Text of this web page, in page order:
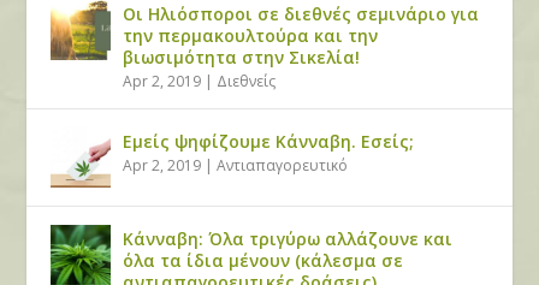
Οι Ηλιόσποροι σε διεθνές σεμινάριο για
την περμακουλτούρα και την
βιωσιμότητα στην Σικελία!
Apr 2, 2019 | Διεθνείς
Εμείς ψηφίζουμε Κάνναβη. Εσείς;
Apr 2, 2019 |Αντιαπαγορευτικό
Κάνναβη: Όλα τριγύρω αλλάζουνε και
όλα τα ίδια μένουν (κάλεσμα σε